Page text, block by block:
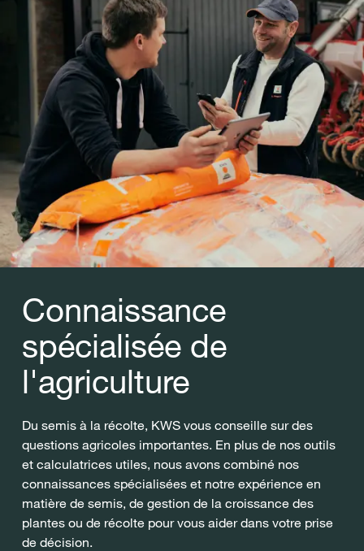
Connaissance
spécialisée de
l'agriculture
Du semis à la récolte, KWS vous conseille sur des
questions agricoles importantes. En plus de nos outils
et calculatrices utiles, nous avons combiné nos
connaissances spécialisées et notre expérience en
matière de semis, de gestion de la croissance des
plantes ou de récolte pour vous aider dans votre prise
de décision.